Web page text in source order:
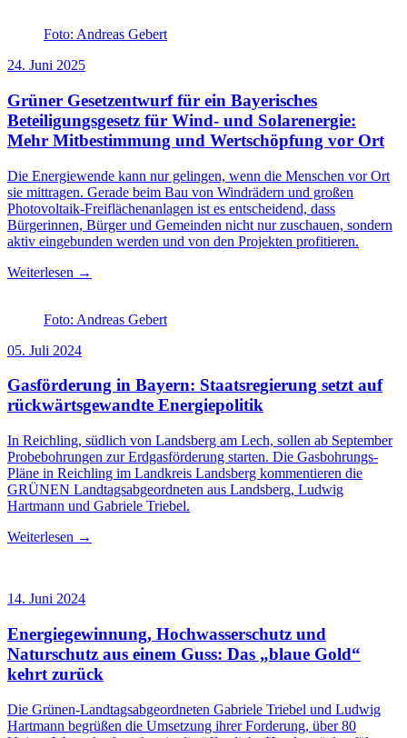
Foto: Andreas Gebert
24. Juni 2025
Grüner Gesetzentwurf für ein Bayerisches
Beteiligungsgesetz für Wind- und Solarenergie:
Mehr Mitbestimmung und Wertschöpfung vor Ort
Die Energiewende kann nur gelingen, wenn die Menschen vor Ort
sie mittragen. Gerade beim Bau von Windrädern und großen
Photovoltaik-Freiflächenanlagen ist es entscheidend, dass
Bürgerinnen, Bürger und Gemeinden nicht nur zuschauen, sondern
aktiv eingebunden werden und von den Projekten profitieren.
Weiterlesen →
Foto: Andreas Gebert
05. Juli 2024
Gasförderung in Bayern: Staatsregierung setzt auf
rückwärtsgewandte Energiepolitik
In Reichling, südlich von Landsberg am Lech, sollen ab September
Probebohrungen zur Erdgasförderung starten. Die Gasbohrungs-
Pläne in Reichling im Landkreis Landsberg kommentieren die
GRÜNEN Landtagsabgeordneten aus Landsberg, Ludwig
Hartmann und Gabriele Triebel.
Weiterlesen →
14. Juni 2024
Energiegewinnung, Hochwasserschutz und
Naturschutz aus einem Guss: Das „blaue Gold“
kehrt zurück
Die Grünen-Landtagsabgeordneten Gabriele Triebel und Ludwig
Hartmann begrüßen die Umsetzung ihrer Forderung, über 80